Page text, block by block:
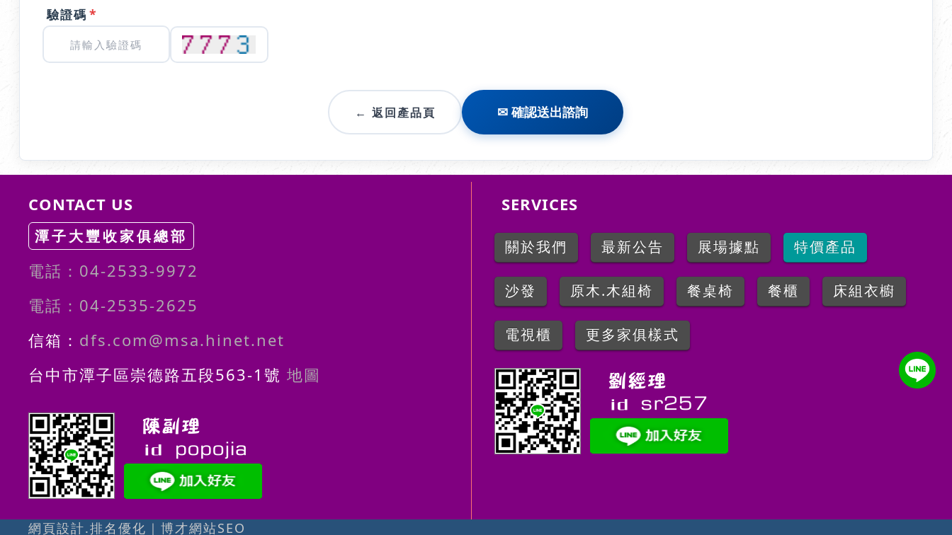
驗證碼 *
← 返回產品頁 ✉ 確認送出諮詢
CONTACT US
潭子大豐收家俱總部
電話：04-2533-9972
電話：04-2535-2625
信箱： dfs.com@msa.hinet.net
台中市潭子區崇德路五段563-1號 地圖
SERVICES
關於我們 最新公告 展場據點 特價產品
沙發 原木.木組椅 餐桌椅 餐櫃 床組衣櫥
電視櫃 更多家俱樣式
網頁設計.排名優化 ｜ 博才網站SEO